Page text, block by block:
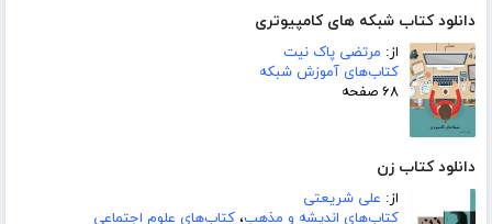
دانلود کتاب شبکه های کامپیوتری
از: مرتضی پاک نیت
کتاب‌های آموزش شبکه
۶۸ صفحه
دانلود کتاب زن
از: علی شریعتی
کتاب‌های اندیشه و مذهب، کتاب‌های علوم اجتماعی